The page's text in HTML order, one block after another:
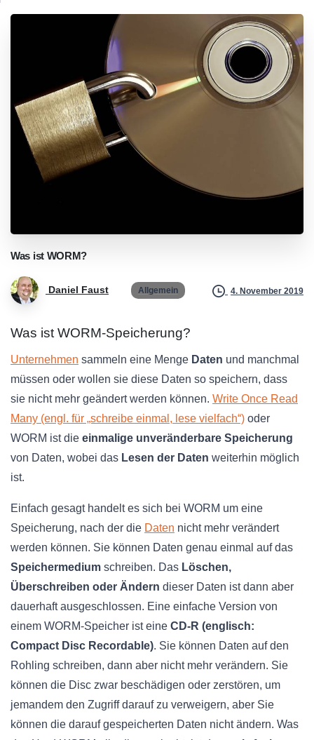
Was ist WORM?
Daniel Faust Allgemein 4. November 2019
Was ist WORM-Speicherung?
Unternehmen sammeln eine Menge Daten und manchmal
müssen oder wollen sie diese Daten so speichern, dass
sie nicht mehr geändert werden können. Write Once Read
Many (engl. für „schreibe einmal, lese vielfach“) oder
WORM ist die einmalige unveränderbare Speicherung
von Daten, wobei das Lesen der Daten weiterhin möglich
ist.
Einfach gesagt handelt es sich bei WORM um eine
Speicherung, nach der die Daten nicht mehr verändert
werden können. Sie können Daten genau einmal auf das
Speichermedium schreiben. Das Löschen,
Überschreiben oder Ändern dieser Daten ist dann aber
dauerhaft ausgeschlossen. Eine einfache Version von
einem WORM-Speicher ist eine CD-R (englisch:
Compact Disc Recordable). Sie können Daten auf den
Rohling schreiben, dann aber nicht mehr verändern. Sie
können die Disc zwar beschädigen oder zerstören, um
jemandem den Zugriff darauf zu verweigern, aber Sie
können die darauf gespeicherten Daten nicht ändern. Was